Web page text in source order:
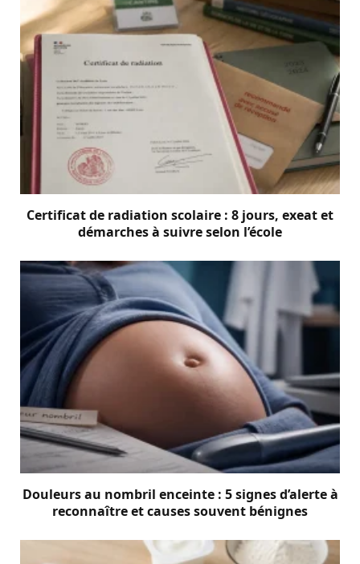
Certificat de radiation scolaire : 8 jours, exeat et
démarches à suivre selon l’école
Douleurs au nombril enceinte : 5 signes d’alerte à
reconnaître et causes souvent bénignes